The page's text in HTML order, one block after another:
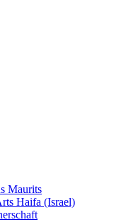
Maurits
Haifa (Israel)